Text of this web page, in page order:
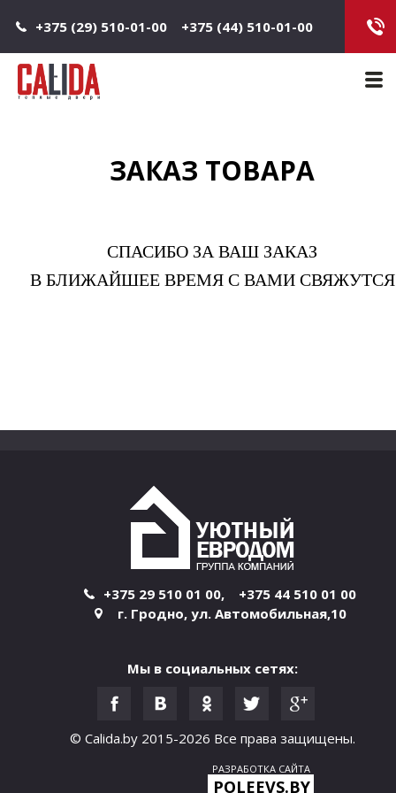
+375 (29) 510-01-00
+375 (44) 510-01-00
ЗАКАЗ ТОВАРА
СПАСИБО ЗА ВАШ ЗАКАЗ
В БЛИЖАЙШЕЕ ВРЕМЯ С ВАМИ СВЯЖУТСЯ
+375 29 510 01 00, +375 44 510 01 00
г. Гродно, ул. Автомобильная,10
Мы в социальных сетях:
© Calida.by 2015-2026 Все права защищены.
РАЗРАБОТКА САЙТА
POLEEVS.BY